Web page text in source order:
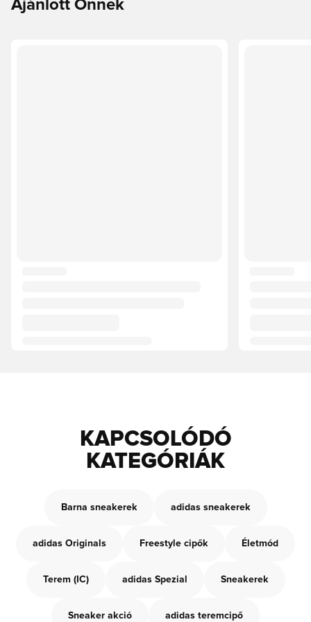
Ajánlott Önnek
KAPCSOLÓDÓ
KATEGÓRIÁK
Barna sneakerek adidas sneakerek
adidas Originals Freestyle cipők Életmód
Terem (IC) adidas Spezial Sneakerek
Sneaker akció adidas teremcipő